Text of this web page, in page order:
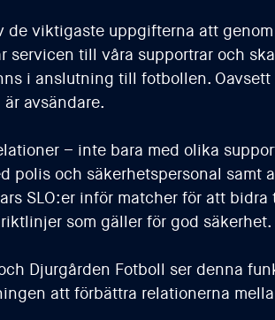
de viktigaste uppgifterna att
servicen till våra supportrar och
i anslutning till fotbollen.
avsändare.
– inte bara med olika
polis och säkerhetspersonal samt
SLO:er inför matcher för att
som gäller för god säkerhet.
och Djurgården Fotboll ser denna
att förbättra relationerna